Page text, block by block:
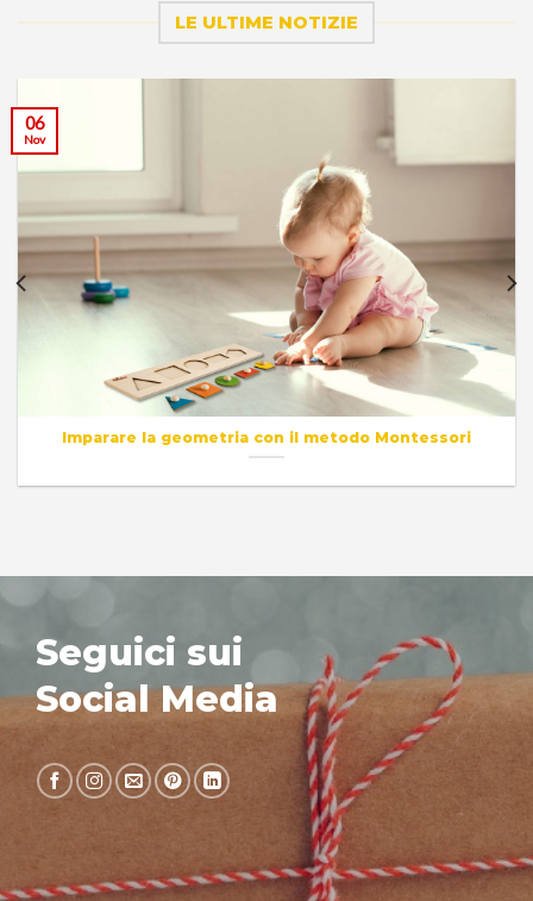
LE ULTIME NOTIZIE
Imparare la geometria con il metodo Montessori
06
Nov
Seguici sui
Social Media